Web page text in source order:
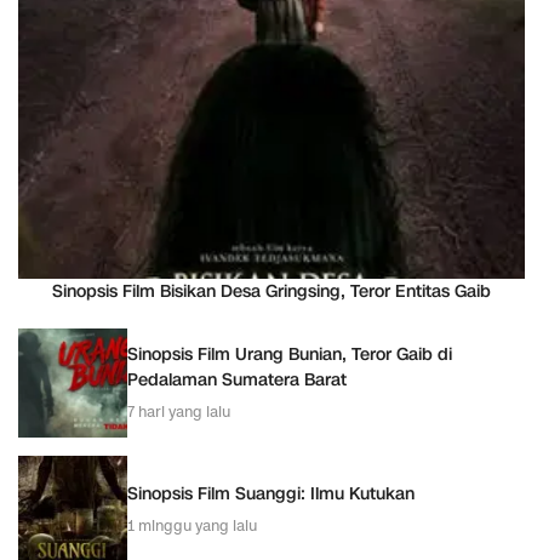
Sinopsis Film Bisikan Desa Gringsing, Teror Entitas Gaib
Sinopsis Film Urang Bunian, Teror Gaib di
Pedalaman Sumatera Barat
7 hari yang lalu
Sinopsis Film Suanggi: Ilmu Kutukan
1 minggu yang lalu